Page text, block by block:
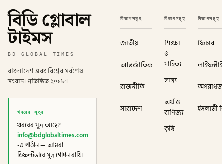
বিডি গ্লোবাল
টাইমস
BD GLOBAL TIMES
বাংলাদেশ এবং বিশ্বের সর্বশেষ
সংবাদ। প্রতিষ্ঠিত ২০১৮।
খবরের সূত্র
খবরের সূত্র আছে?
info@bdglobaltimes.com
-এ পাঠান — আমরা
ডিফল্টভাবে সূত্র গোপন রাখি।
বিভাগসমূহ
জাতীয়
আন্তর্জাতিক
রাজনীতি
সারাদেশ
বিভাগসমূহ
শিক্ষা
ও
সাহিত্য
স্বাস্থ্য
অর্থ ও
বাণিজ্য
কৃষি
বিভাগসমূহ
ফিচার
ইসলামী